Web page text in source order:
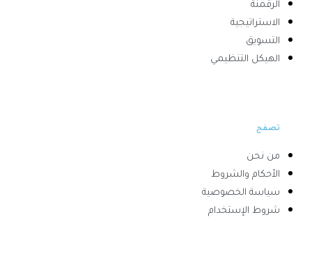
الرقمنة
الاستراتيجية
التسويق
الهيكل التنظيمي
تصفح
من نحن
الأحكام والشروط
سياسة الخصوصية
شروط الإستخدام